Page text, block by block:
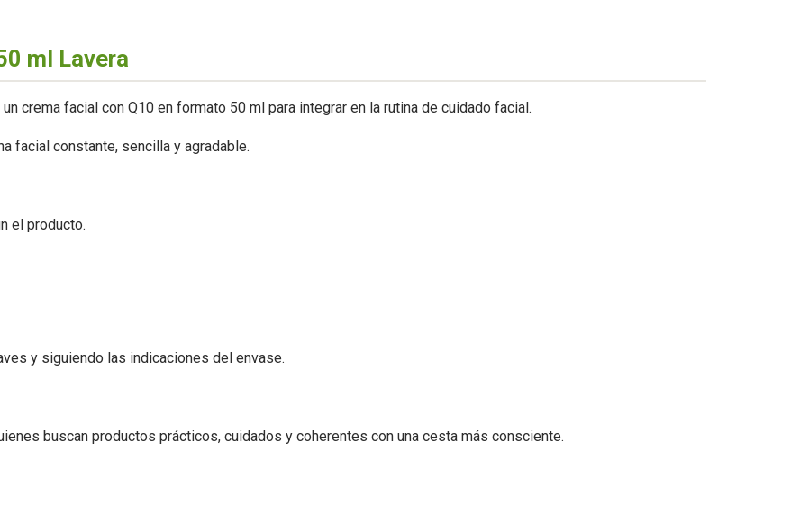
ml Lavera
crema facial con Q10 en formato 50 ml para integrar en la rutina de cuidado facial.
facial constante, sencilla y agradable.
el producto.
y siguiendo las indicaciones del envase.
buscan productos prácticos, cuidados y coherentes con una cesta más consciente.